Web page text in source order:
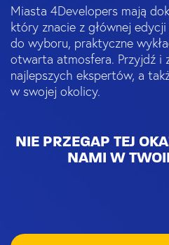
Miasta 4Developers mają
który znacie z głównej
do wyboru, praktyczne
otwarta atmosfera. Przyjdź i
najlepszych ekspertów, a
w swojej okolicy.
NIE PRZEGAP TEJ
NAMI W